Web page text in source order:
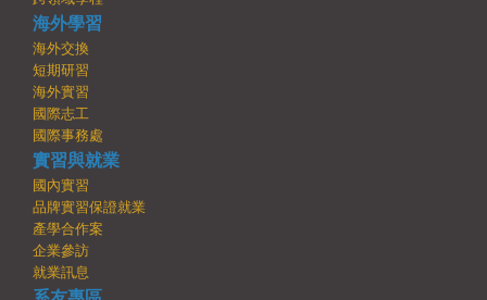
海外學習
海外交換
短期研習
海外實習
國際志工
國際事務處
實習與就業
國內實習
品牌實習保證就業
產學合作案
企業參訪
就業訊息